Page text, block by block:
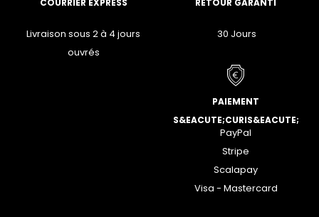
Livraison sous 2 à 4 jours
ouvrés
30 Jours
PAIEMENT
S&EACUTE;CURIS&EACUTE;
PayPal
Stripe
Scalapay
Visa - Mastercard